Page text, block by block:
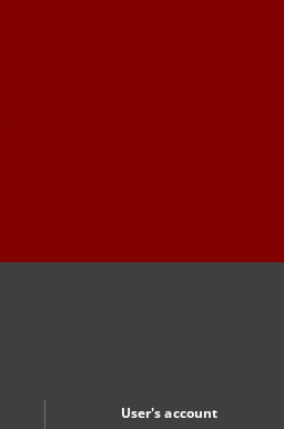
User's account